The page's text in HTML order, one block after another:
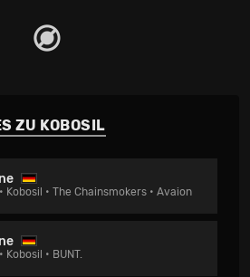
ZU KOBOSIL
Kobosil • The Chainsmokers • Avaion
• BUNT.